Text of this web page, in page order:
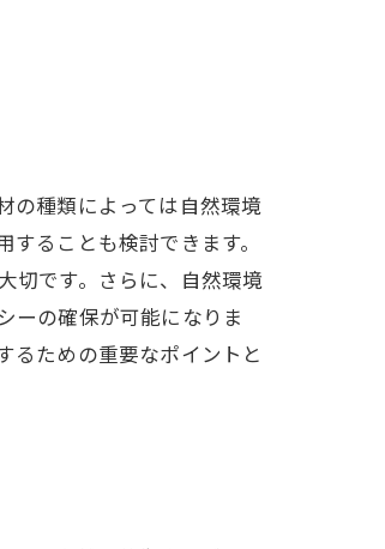
の種類によっては自然環境
ることも検討できます。
切です。さらに、自然環境
ーの確保が可能になりま
るための重要なポイントと